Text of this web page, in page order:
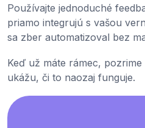
Používajte jednoduché
priamo integrujú s vašou
sa zber automatizoval bez
Keď už máte rámec,
ukážu, či to naozaj funguje.